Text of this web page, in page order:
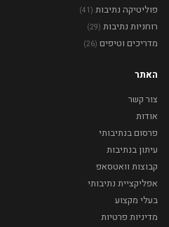
פוליטיקה נתיבות (41)
רוחניות נתיבות (29)
מדריכים וטיפים (26)
האתר
צור קשר
אודות
פרסום בנתיבותי
עיתון בנתיבות
קבוצות וואטסאפ
אפליקציית נתיבותי
בעלי מקצוע
מדיניות פרטיות